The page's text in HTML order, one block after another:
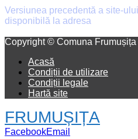
Versiunea precedentă a site-
disponibilă la adresa
Copyright © Comuna Frumușița
Acasă
Condiții de utilizare
Condiții legale
Hartă site
FRUMUȘIȚA
FacebookEmail